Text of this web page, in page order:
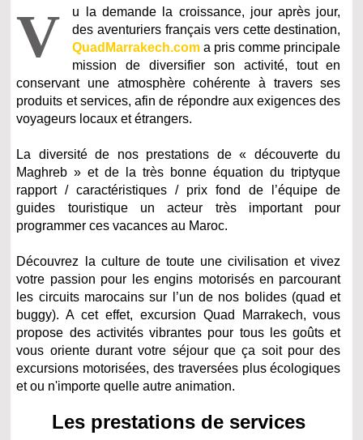
V
u la demande la croissance, jour après jour,
des aventuriers français vers cette destination,
QuadMarrakech.com a pris comme principale
mission de diversifier son activité, tout en
conservant une atmosphère cohérente à travers ses
produits et services, afin de répondre aux exigences des
voyageurs locaux et étrangers.
La diversité de nos prestations de « découverte du
Maghreb » et de la très bonne équation du triptyque
rapport / caractéristiques / prix fond de l’équipe de
guides touristique un acteur très important pour
programmer ces vacances au Maroc.
Découvrez la culture de toute une civilisation et vivez
votre passion pour les engins motorisés en parcourant
les circuits marocains sur l’un de nos bolides (quad et
buggy). A cet effet, excursion Quad Marrakech, vous
propose des activités vibrantes pour tous les goûts et
vous oriente durant votre séjour que ça soit pour des
excursions motorisées, des traversées plus écologiques
et ou n'importe quelle autre animation.
Les prestations de services